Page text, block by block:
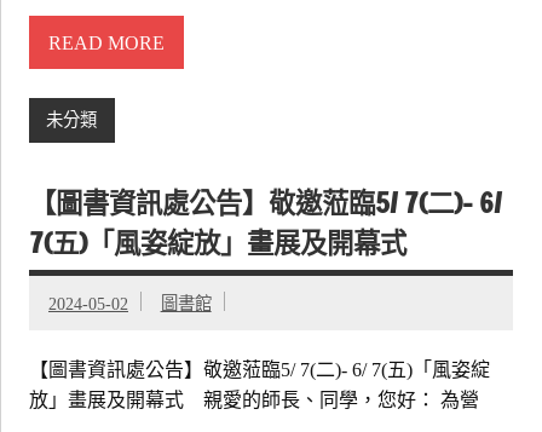
READ MORE
未分類
【圖書資訊處公告】敬邀蒞臨5/ 7(二)- 6/
7(五)「風姿綻放」畫展及開幕式
2024-05-02 圖書館
【圖書資訊處公告】敬邀蒞臨5/ 7(二)- 6/ 7(五)「風姿綻
放」畫展及開幕式 親愛的師長、同學，您好： 為營